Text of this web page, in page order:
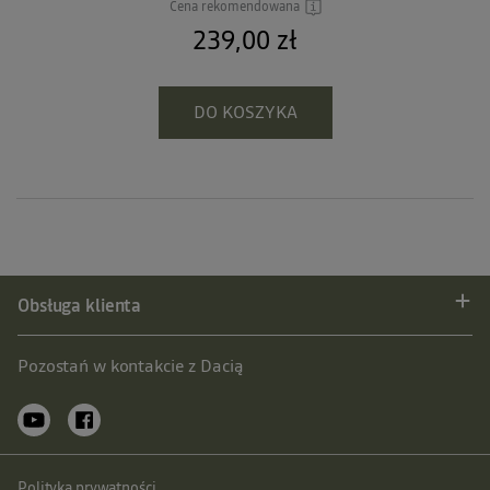
Cena rekomendowana
239,00 zł
DO KOSZYKA
Obsługa klienta
Pozostań w kontakcie z Dacią